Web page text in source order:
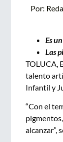
Por:
Es
Las
TOLUCA,
talento
Infantil y
“Con el
alcanzar”,